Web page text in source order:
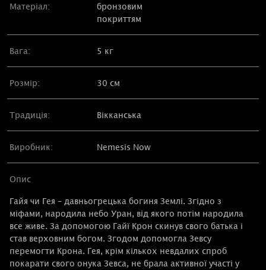
Матеріал:
бронзовим
покриттям
Вага: 5 кг
Розмір: 30 см
Традиція: Вікканська
Виробник: Nemesis Now
Опис
Гайя чи Гея – давньогрецька богиня Землі. Згідно з
міфами, народила небо Уран, від якого потім народила
все живе. За допомогою Гайї Крон скинув свого батька і
став верховним богом. Згодом допомогла Зевсу
перемогти Крона. Гея, крім кількох невдалих спроб
покарати свого онука Зевса, не брала активної участі у